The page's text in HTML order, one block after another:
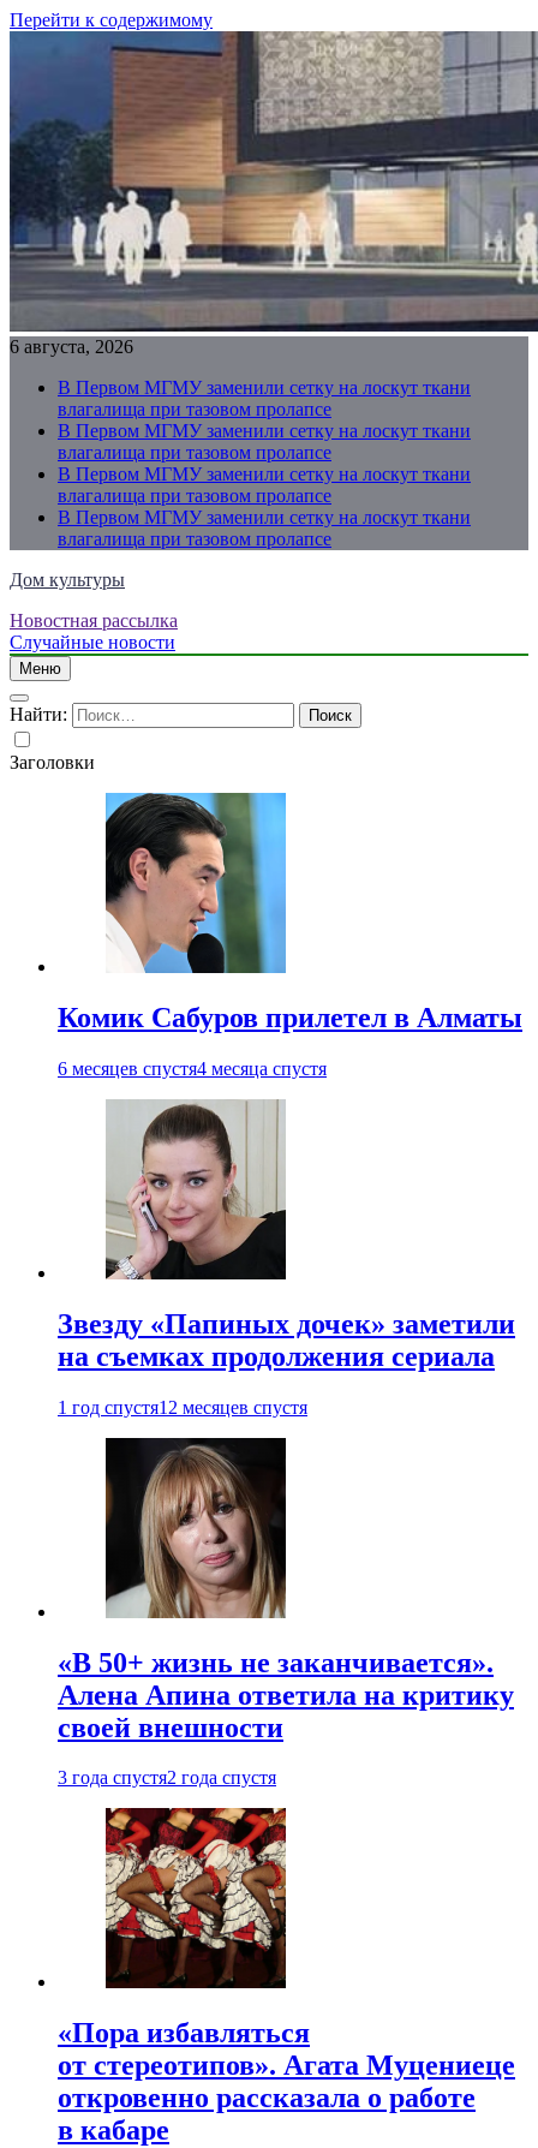
Перейти к содержимому
6 августа, 2026
В Первом МГМУ заменили сетку на лоскут ткани
влагалища при тазовом пролапсе
В Первом МГМУ заменили сетку на лоскут ткани
влагалища при тазовом пролапсе
В Первом МГМУ заменили сетку на лоскут ткани
влагалища при тазовом пролапсе
В Первом МГМУ заменили сетку на лоскут ткани
влагалища при тазовом пролапсе
Дом культуры
Just another WordPress site
Новостная рассылка
Случайные новости
Меню
Найти:
Заголовки
Комик Сабуров прилетел в Алматы
6 месяцев спустя4 месяца спустя
Звезду «Папиных дочек» заметили
на съемках продолжения сериала
1 год спустя12 месяцев спустя
«В 50+ жизнь не заканчивается».
Алена Апина ответила на критику
своей внешности
3 года спустя2 года спустя
«Пора избавляться
от стереотипов». Агата Муцениеце
откровенно рассказала о работе
в кабаре